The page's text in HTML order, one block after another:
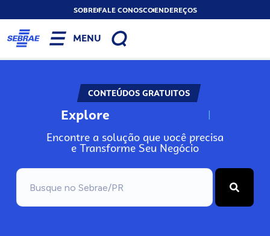
SOBREFALE CONOSCOENDEREÇOS
MENU
CONTEÚDOS GRATUITOS
Explore N
Encontre a solução que você precisa
e Transforme Seu Negócio